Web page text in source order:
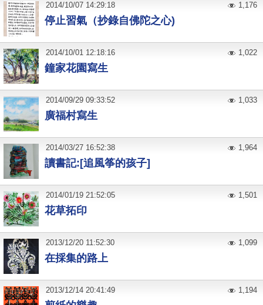
停止習氣（抄錄自佛陀之心)
2014/10/07 14:29:18 1,176
鐘家花園寫生
2014/10/01 12:18:16 1,022
廣福村寫生
2014/09/29 09:33:52 1,033
讀書記:[追風筝的孩子]
2014/03/27 16:52:38 1,964
花草拓印
2014/01/19 21:52:05 1,501
在採集的路上
2013/12/20 11:52:30 1,099
2013/12/14 20:41:49 1,194